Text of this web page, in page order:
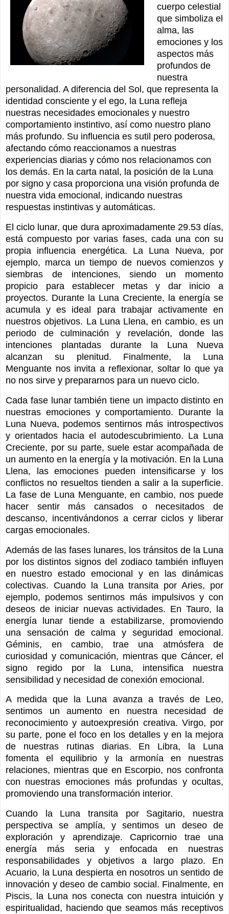
cuerpo celestial
que simboliza el
alma, las
emociones y los
aspectos más
profundos de
nuestra
personalidad. A diferencia del Sol, que representa la
identidad consciente y el ego, la Luna refleja
nuestras necesidades emocionales y nuestro
comportamiento instintivo, así como nuestro plano
más profundo. Su influencia es sutil pero poderosa,
afectando cómo reaccionamos a nuestras
experiencias diarias y cómo nos relacionamos con
los demás. En la carta natal, la posición de la Luna
por signo y casa proporciona una visión profunda de
nuestra vida emocional, indicando nuestras
respuestas instintivas y automáticas.
El ciclo lunar, que dura aproximadamente 29.53 días,
está compuesto por varias fases, cada una con su
propia influencia energética. La Luna Nueva, por
ejemplo, marca un tiempo de nuevos comienzos y
siembras de intenciones, siendo un momento
propicio para establecer metas y dar inicio a
proyectos. Durante la Luna Creciente, la energía se
acumula y es ideal para trabajar activamente en
nuestros objetivos. La Luna Llena, en cambio, es un
periodo de culminación y revelación, donde las
intenciones plantadas durante la Luna Nueva
alcanzan su plenitud. Finalmente, la Luna
Menguante nos invita a reflexionar, soltar lo que ya
no nos sirve y prepararnos para un nuevo ciclo.
Cada fase lunar también tiene un impacto distinto en
nuestras emociones y comportamiento. Durante la
Luna Nueva, podemos sentirnos más introspectivos
y orientados hacia el autodescubrimiento. La Luna
Creciente, por su parte, suele estar acompañada de
un aumento en la energía y la motivación. En la Luna
Llena, las emociones pueden intensificarse y los
conflictos no resueltos tienden a salir a la superficie.
La fase de Luna Menguante, en cambio, nos puede
hacer sentir más cansados o necesitados de
descanso, incentivándonos a cerrar ciclos y liberar
cargas emocionales.
Además de las fases lunares, los tránsitos de la Luna
por los distintos signos del zodiaco también influyen
en nuestro estado emocional y en las dinámicas
colectivas. Cuando la Luna transita por Aries, por
ejemplo, podemos sentirnos más impulsivos y con
deseos de iniciar nuevas actividades. En Tauro, la
energía lunar tiende a estabilizarse, promoviendo
una sensación de calma y seguridad emocional.
Géminis, en cambio, trae una atmósfera de
curiosidad y comunicación, mientras que Cáncer, el
signo regido por la Luna, intensifica nuestra
sensibilidad y necesidad de conexión emocional.
A medida que la Luna avanza a través de Leo,
sentimos un aumento en nuestra necesidad de
reconocimiento y autoexpresión creativa. Virgo, por
su parte, pone el foco en los detalles y en la mejora
de nuestras rutinas diarias. En Libra, la Luna
fomenta el equilibrio y la armonía en nuestras
relaciones, mientras que en Escorpio, nos confronta
con nuestras emociones más profundas y ocultas,
promoviendo una transformación interior.
Cuando la Luna transita por Sagitario, nuestra
perspectiva se amplía, y sentimos un deseo de
exploración y aprendizaje. Capricornio trae una
energía más seria y enfocada en nuestras
responsabilidades y objetivos a largo plazo. En
Acuario, la Luna despierta en nosotros un sentido de
innovación y deseo de cambio social. Finalmente, en
Piscis, la Luna nos conecta con nuestra intuición y
espiritualidad, haciendo que seamos más receptivos